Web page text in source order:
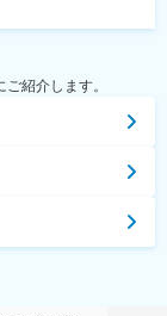
紹介します。